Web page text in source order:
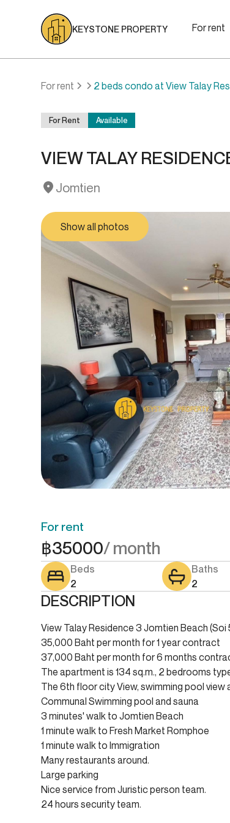
KEYSTONE PROPERTY For rent
For rent 2 beds condo at View Talay
For Rent Available
VIEW TALAY
Jomtien
Show all photos
For rent
฿35000/ month
Beds
2
Baths
2
DESCRIPTION
View Talay Residence 3 Jomtien Beach
35,000 Baht per month for 1 year contract
37,000 Baht per month for 6 months
The apartment is 134 sq.m., 2 bedrooms
The 6th floor city View, swimming pool view
Communal Swimming pool and sauna
3 minutes' walk to Jomtien Beach
1 minute walk to Fresh Market Romphoe
1 minute walk to Immigration
Many restaurants around.
Large parking
Nice service from Juristic person team.
24 hours security team.